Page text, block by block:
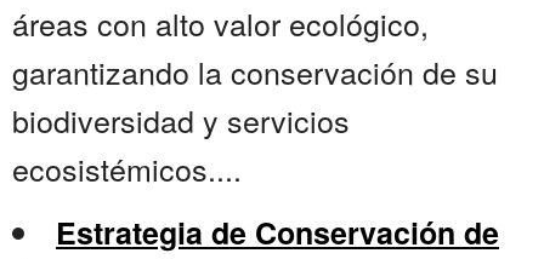
áreas con alto valor ecológico,
garantizando la conservación de su
biodiversidad y servicios
ecosistémicos....
Estrategia de Conservación de